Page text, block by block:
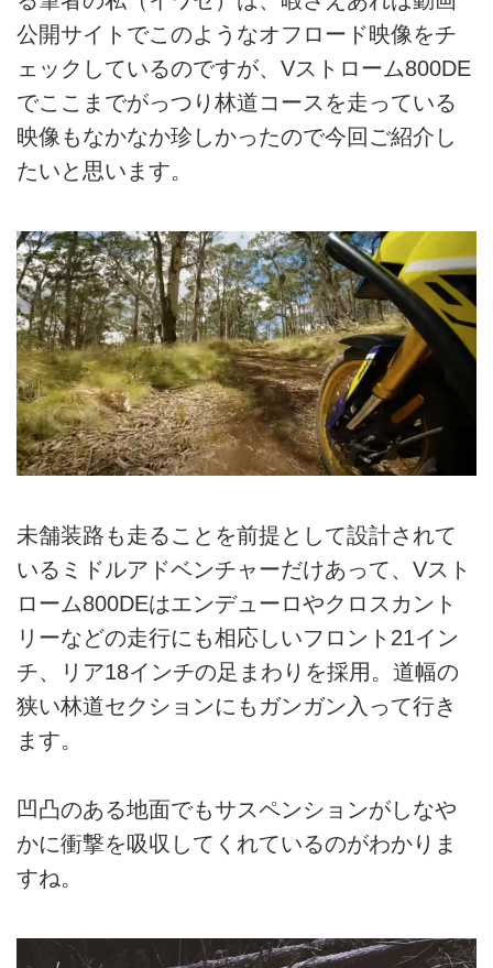
公開サイトでこのようなオフロード映像をチ
ェックしているのですが、Vストローム800DE
でここまでがっつり林道コースを走っている
映像もなかなか珍しかったので今回ご紹介し
たいと思います。
未舗装路も走ることを前提として設計されて
いるミドルアドベンチャーだけあって、Vスト
ローム800DEはエンデューロやクロスカント
リーなどの走行にも相応しいフロント21イン
チ、リア18インチの足まわりを採用。道幅の
狭い林道セクションにもガンガン入って行き
ます。
凹凸のある地面でもサスペンションがしなや
かに衝撃を吸収してくれているのがわかりま
すね。